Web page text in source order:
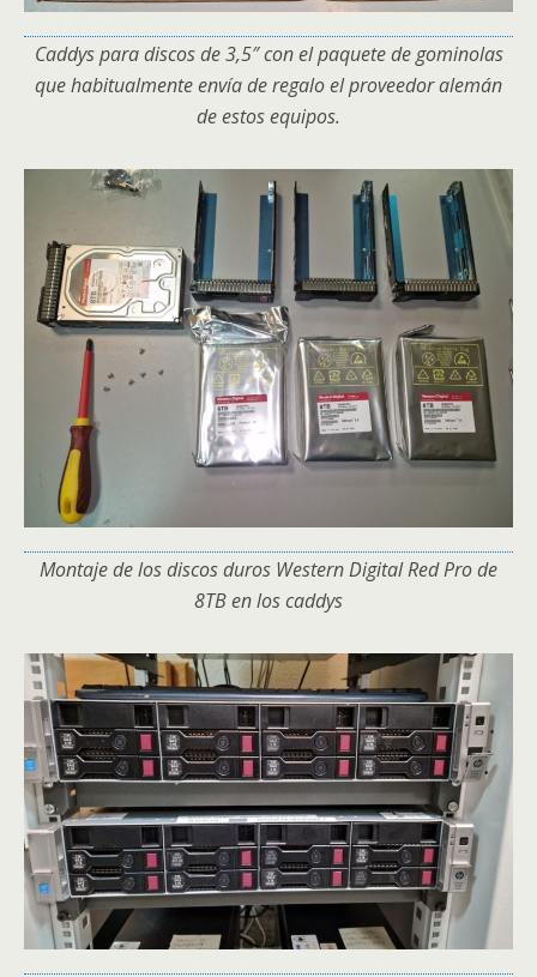
Caddys para discos de 3,5″ con el paquete de gominolas
que habitualmente envía de regalo el proveedor alemán
de estos equipos.
Montaje de los discos duros Western Digital Red Pro de
8TB en los caddys